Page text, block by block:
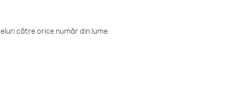
către orice număr din lume